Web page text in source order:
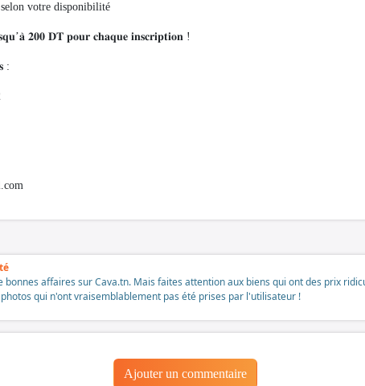
votre disponibilité
𝟐𝟎𝟎 𝐃𝐓 𝐩𝐨𝐮𝐫 𝐜𝐡𝐚𝐪𝐮𝐞 𝐢𝐧𝐬𝐜𝐫𝐢𝐩𝐭𝐢𝐨𝐧 !
:
bonnes affaires sur Cava.tn. Mais faites attention aux biens qui ont des prix
qui n'ont vraisemblablement pas été prises par l'utilisateur !
Ajouter un commentaire